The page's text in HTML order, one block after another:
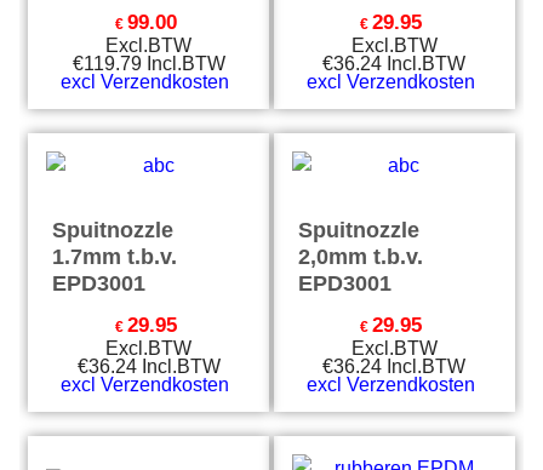
€ 99.00
Excl.BTW
€119.79 Incl.BTW
excl Verzendkosten
€ 29.95
Excl.BTW
€36.24 Incl.BTW
excl Verzendkosten
Spuitnozzle
1.7mm t.b.v.
EPD3001
€ 29.95
Excl.BTW
€36.24 Incl.BTW
excl Verzendkosten
Spuitnozzle
2,0mm t.b.v.
EPD3001
€ 29.95
Excl.BTW
€36.24 Incl.BTW
excl Verzendkosten